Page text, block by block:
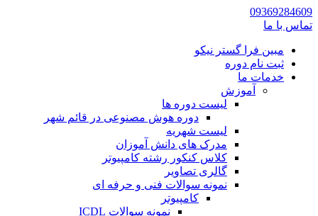
09369284609
تماس با ما
مبین فرا گستر نیکو
ثبت نام دوره
خدمات ما
آموزش
لیست دوره ها
دوره هوش مصنوعی در قائم شهر
لیست شهریه
مدرک های دانش آموزان
کلاس کنکور رشته کامپیوتر
گالری تصاویر
نمونه سوالات فنی و حرفه ای
کامپیوتر
نمونه سوالات ICDL